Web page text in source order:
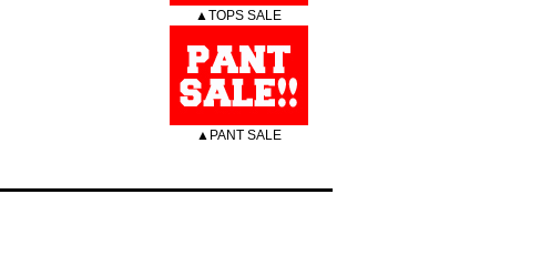
▲TOPS SALE
▲PANT SALE